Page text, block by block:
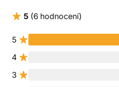
5 (6 hodnocení)
5
4
3